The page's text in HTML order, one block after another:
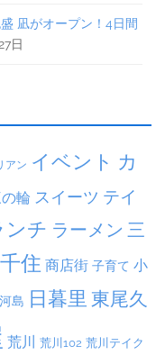
凪がオープン！4日間
日
アン イベント カ
輪 スイーツ テイ
ンチ ラーメン 三
住 商店街 子育て 小
島 日暮里 東尾久
荒川 荒川102 荒川テイク